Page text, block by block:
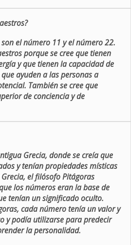
el número 11 y el número 22.
porque se cree que tienen
y que tienen la capacidad de
ayuden a las personas a
También se cree que
de conciencia y de
Grecia, donde se creía que
y tenían propiedades místicas
el filósofo Pitágoras
los números eran la base de
tenían un significado oculto.
cada número tenía un valor y
y podía utilizarse para predecir
la personalidad.